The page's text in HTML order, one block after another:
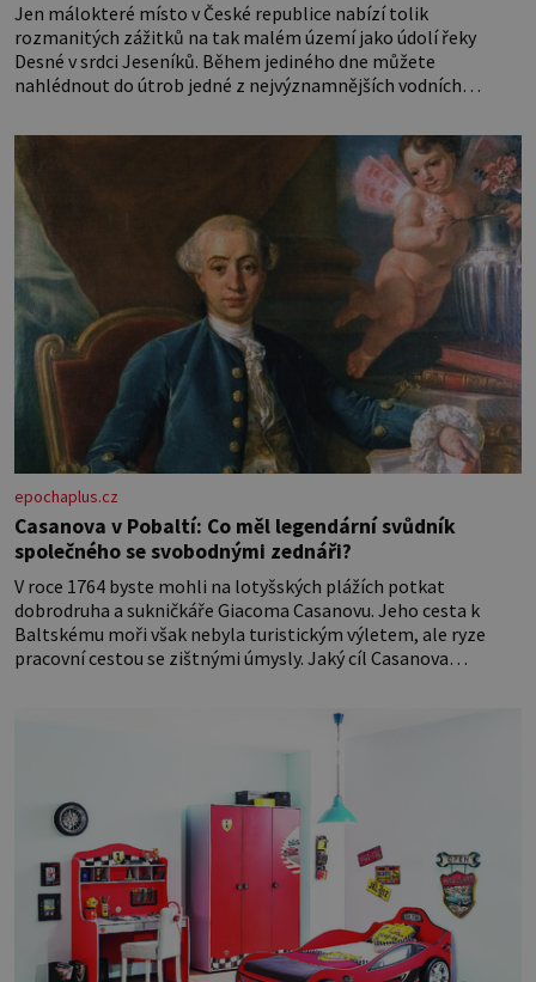
Jen málokteré místo v České republice nabízí tolik
rozmanitých zážitků na tak malém území jako údolí řeky
Desné v srdci Jeseníků. Během jediného dne můžete
nahlédnout do útrob jedné z nejvýznamnějších vodních
koloběžce a den zakončit poznáváním památek ve Velkých
Losinách nebo v termálním
epochaplus.cz
Casanova v Pobaltí: Co měl legendární svůdník
společného se svobodnými zednáři?
V roce 1764 byste mohli na lotyšských plážích potkat
dobrodruha a sukničkáře Giacoma Casanovu. Jeho cesta k
Baltskému moři však nebyla turistickým výletem, ale ryze
pracovní cestou se zištnými úmysly. Jaký cíl Casanova
této oblasti žádným nováčkem, protože do zednářské